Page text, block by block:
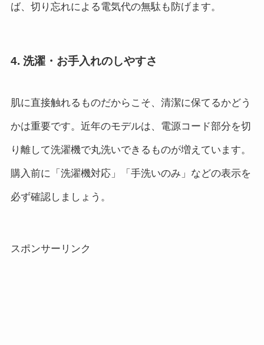
ば、切り忘れによる電気代の無駄も防げます。
4. 洗濯・お手入れのしやすさ
肌に直接触れるものだからこそ、清潔に保てるかどう
かは重要です。近年のモデルは、電源コード部分を切
り離して洗濯機で丸洗いできるものが増えています。
購入前に「洗濯機対応」「手洗いのみ」などの表示を
必ず確認しましょう。
スポンサーリンク